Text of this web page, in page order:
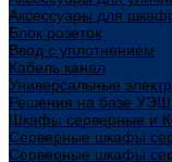
Аксессуары для
Блок розеток
Ввод с уплотнением
Кабель канал
Универсальные
Решения на базе
Шкафы серверные и
Серверные шкафы
Серверные шкафы